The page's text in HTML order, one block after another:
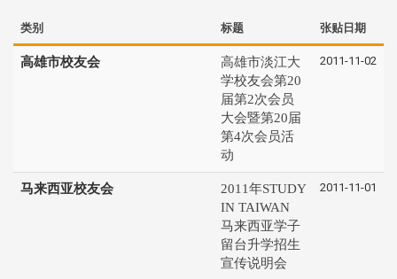
类别 标题 张贴日期
高雄市校友会
高雄市淡江大
学校友会第20
届第2次会员
大会暨第20届
第4次会员活
动
2011-11-02
马来西亚校友会
2011年STUDY
IN TAIWAN
马来西亚学子
留台升学招生
宣传说明会
2011-11-01